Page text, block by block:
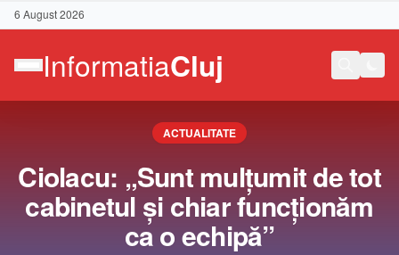
6 August 2026
ACTUALITATE
Ciolacu: „Sunt mulţumit de tot
cabinetul şi chiar funcţionăm
ca o echipă”